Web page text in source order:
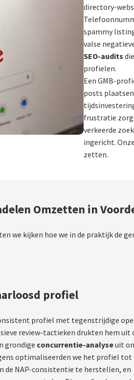
directory-
spammy
valse
SEO-audits
profielen.
Een GMB-
posts
frustratie
verkeerde
ingericht.
zetten.
Omzetten in
we kijken hoe we in de praktijk de
profiel
profiel met tegenstrijdige
review-tactieken drukten hem uit
grondige concurrentie-analyseuit
optimaliseerden we het profiel tot
de NAP-consistentie te herstellen, en